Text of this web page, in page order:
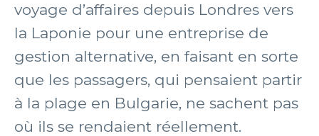
voyage d’affaires depuis Londres vers
la Laponie pour une entreprise de
gestion alternative, en faisant en sorte
que les passagers, qui pensaient partir
à la plage en Bulgarie, ne sachent pas
où ils se rendaient réellement.